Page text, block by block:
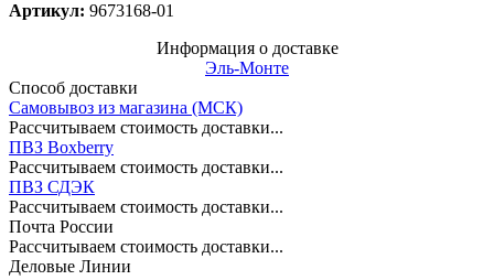
Артикул: 9673168-01
Информация о доставке
Эль-Монте
Способ доставки
Самовывоз из магазина (МСК)
Рассчитываем стоимость доставки...
ПВЗ Boxberry
Рассчитываем стоимость доставки...
ПВЗ СДЭК
Рассчитываем стоимость доставки...
Почта России
Рассчитываем стоимость доставки...
Деловые Линии